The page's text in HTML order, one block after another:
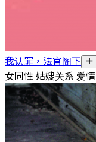
我认罪，法官阁下
女同性 姑嫂关系 爱情